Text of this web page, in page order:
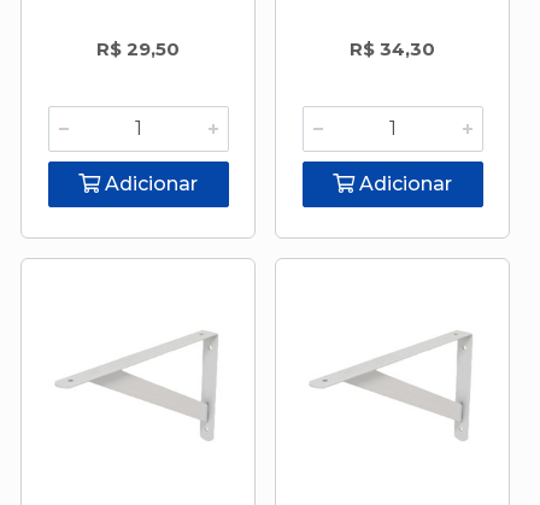
R$ 29,50
Adicionar
R$ 34,30
Adicionar